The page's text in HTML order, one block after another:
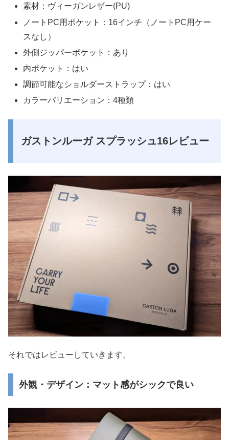
素材：ヴィーガンレザー(PU)
ノートPC用ポケット：16インチ（ノートPC用ケー
スなし）
外側ジッパーポケット：あり
内ポケット：はい
調節可能なショルダーストラップ：はい
カラーバリエーション：4種類
ガストンルーガ スプラッシュ16レビュー
それではレビューしていきます。
外観・デザイン：マット感がシックで良い